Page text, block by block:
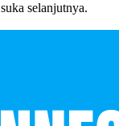
selanjutnya.